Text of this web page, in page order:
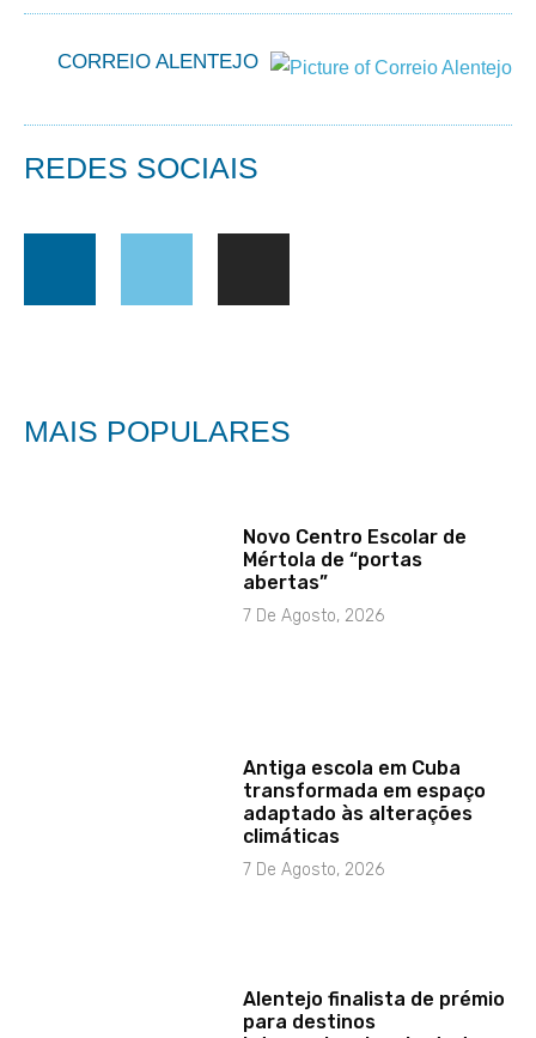
CORREIO ALENTEJO
REDES SOCIAIS
MAIS POPULARES
Novo Centro Escolar de
Mértola de “portas
abertas”
7 De Agosto, 2026
Antiga escola em Cuba
transformada em espaço
adaptado às alterações
climáticas
7 De Agosto, 2026
Alentejo finalista de prémio
para destinos